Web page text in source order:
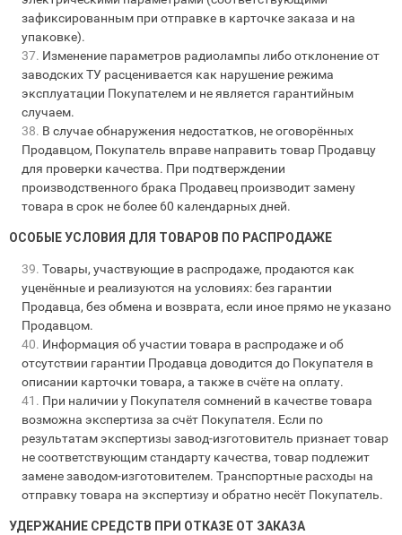
зафиксированным при отправке в карточке заказа и на
упаковке).
Изменение параметров радиолампы либо отклонение от
заводских ТУ расценивается как нарушение режима
эксплуатации Покупателем и не является гарантийным
случаем.
В случае обнаружения недостатков, не оговорённых
Продавцом, Покупатель вправе направить товар Продавцу
для проверки качества. При подтверждении
производственного брака Продавец производит замену
товара в срок не более 60 календарных дней.
ОСОБЫЕ УСЛОВИЯ ДЛЯ ТОВАРОВ ПО РАСПРОДАЖЕ
Товары, участвующие в распродаже, продаются как
уценённые и реализуются на условиях: без гарантии
Продавца, без обмена и возврата, если иное прямо не указано
Продавцом.
Информация об участии товара в распродаже и об
отсутствии гарантии Продавца доводится до Покупателя в
описании карточки товара, а также в счёте на оплату.
При наличии у Покупателя сомнений в качестве товара
возможна экспертиза за счёт Покупателя. Если по
результатам экспертизы завод‑изготовитель признает товар
не соответствующим стандарту качества, товар подлежит
замене заводом‑изготовителем. Транспортные расходы на
отправку товара на экспертизу и обратно несёт Покупатель.
УДЕРЖАНИЕ СРЕДСТВ ПРИ ОТКАЗЕ ОТ ЗАКАЗА